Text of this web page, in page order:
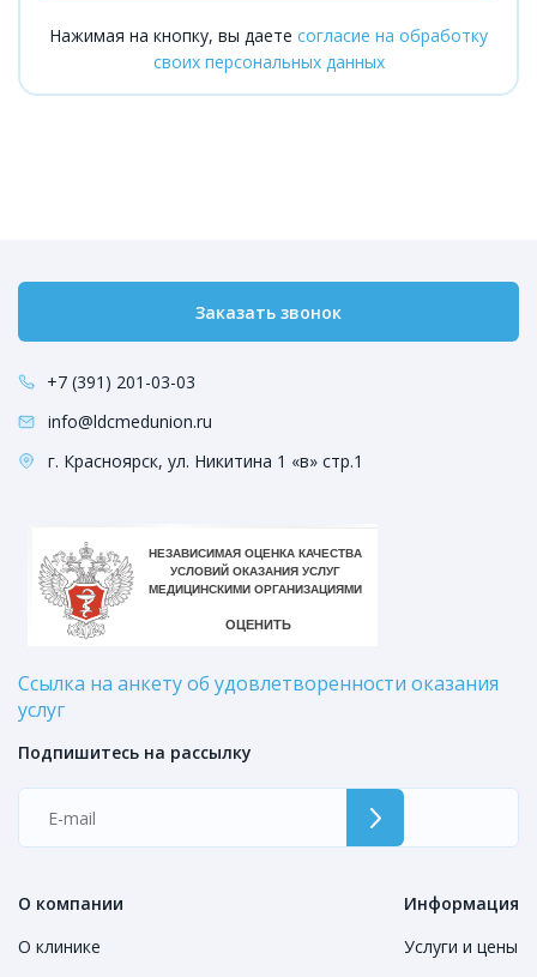
Нажимая на кнопку, вы даете согласие на обработку
своих персональных данных
Заказать звонок
+7 (391) 201-03-03
info@ldcmedunion.ru
г. Красноярск, ул. Никитина 1 «в» стр.1
Ссылка на анкету об удовлетворенности оказания
услуг
О компании
О клинике
Информация
Услуги и цены
Подпишитесь на рассылку